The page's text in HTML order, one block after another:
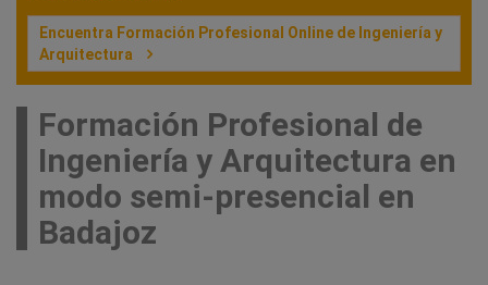
Encuentra Formación Profesional Online de Ingeniería y
Arquitectura
Formación Profesional de
Ingeniería y Arquitectura en
modo semi-presencial en
Badajoz